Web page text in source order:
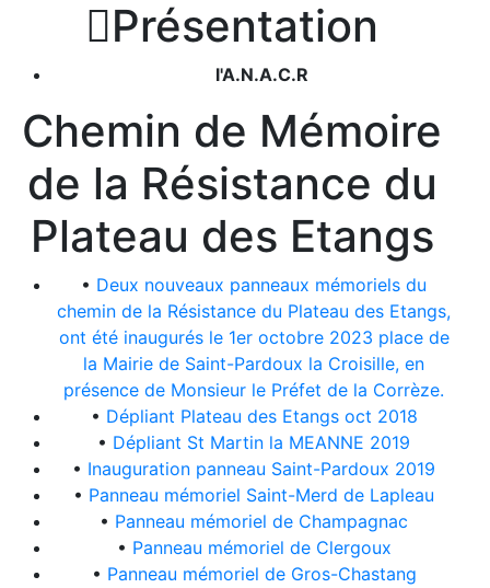
Présentation
l'A.N.A.C.R
Chemin de Mémoire
de la Résistance du
Plateau des Etangs
• Deux nouveaux panneaux mémoriels du
chemin de la Résistance du Plateau des Etangs,
ont été inaugurés le 1er octobre 2023 place de
la Mairie de Saint-Pardoux la Croisille, en
présence de Monsieur le Préfet de la Corrèze.
• Dépliant Plateau des Etangs oct 2018
• Dépliant St Martin la MEANNE 2019
• Inauguration panneau Saint-Pardoux 2019
• Panneau mémoriel Saint-Merd de Lapleau
• Panneau mémoriel de Champagnac
• Panneau mémoriel de Clergoux
• Panneau mémoriel de Gros-Chastang